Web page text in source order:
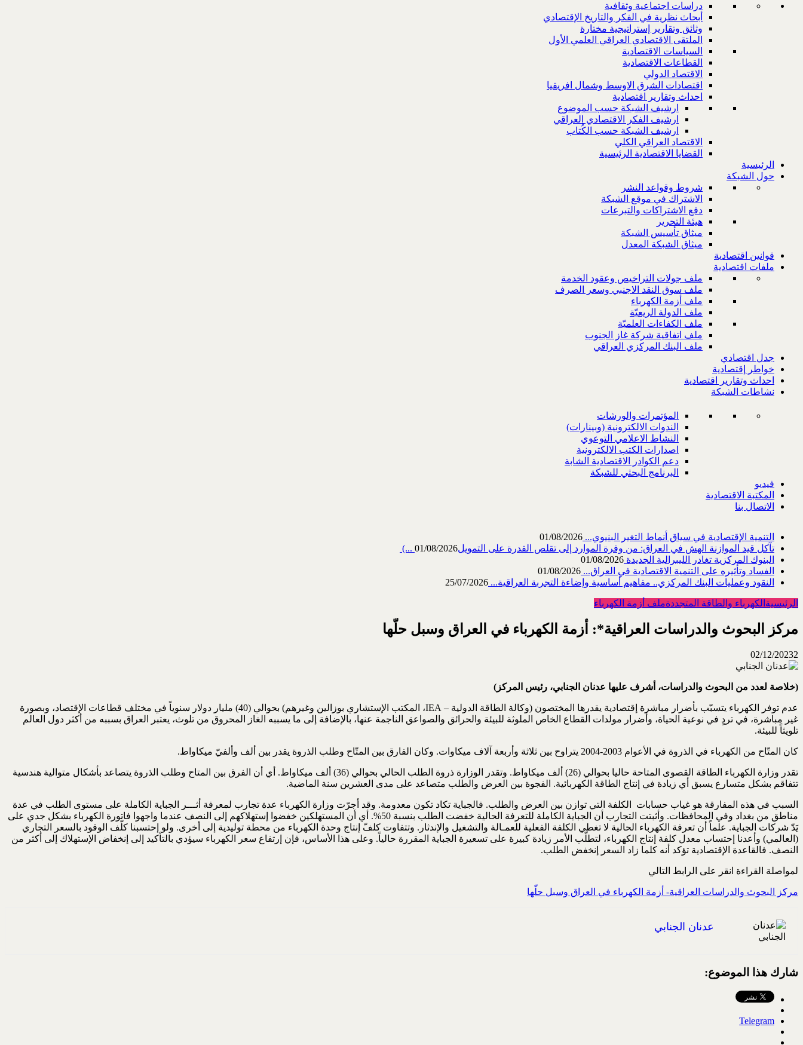
دراسات اجتماعية وثقافية
أبحاث نظرية في الفكر والتاريخ الإقتصادي
وثائق وتقارير إستراتيجية مختارة
الملتقى الاقتصادي العراقي العلمي الأول
السياسات الاقتصادية
القطاعات الاقتصادية
الاقتصاد الدولي
اقتصادات الشرق الاوسط وشمال افريقيا
احداث وتقارير اقتصادية
ارشيف الشبكة حسب الموضوع
ارشيف الفكر الاقتصادي العراقي
ارشيف الشبكة حسب الكُتاب
الاقتصاد العراقي الكلي
القضايا الاقتصادية الرئيسية
الرئيسية
حول الشبكة
شروط وقواعد النشر
الاشتراك في موقع الشبكة
دفع الاشتراكات والتبرعات
هيئة التحرير
ميثاق تأسيس الشبكة
ميثاق الشبكة المعدل
قوانين اقتصادية
ملفات اقتصادية
ملف جولات التراخيص وعقود الخدمة
ملف سوق النقد الاجنبي وسعر الصرف
ملف أزمة الكهرباء
ملف الدولة الريعيّة
ملف الكفاءات العلميّة
ملف اتفاقية شركة غاز الجنوب
ملف البنك المركزي العراقي
جدل اقتصادي
خواطر إقتصادية
احداث وتقارير اقتصادية
نشاطات الشبكة
المؤتمرات والورشات
الندوات الالكترونية (وبينارات)
النشاط الاعلامي التوعوي
اصدارات الكتب الالكترونية
دعم الكوادر الاقتصادية الشابة
البرنامج البحثي للشبكة
فيديو
المكتبة الاقتصادية
الاتصال بنا
التنمية الإقتصادية في سياق أنماط التغير البنيوي... 01/08/2026
تآكل قيد الموازنة الهش في العراق: من وفرة الموارد إلى تقلص القدرة على التمويل‎ (...01/08/2026
البنوك المركزية تغادر الليبرالية الجديدة 01/08/2026
الفساد وتأثيره على التنمية الاقتصادية في العراق... 01/08/2026
النقود وعمليات البنك المركزي.. مفاهيم أساسية وإضاءة التجربة العراقية... 25/07/2026
الرئيسية الكهرباء والطاقة المتجددةملف أزمة الكهرباء
مركز البحوث والدراسات العراقية*: أزمة الكهرباء في العراق وسبل حلّها
02/12/20232
(خلاصة لعدد من البحوث والدراسات، أشرف عليها عدنان الجنابي، رئيس المركز)
عدم توفر الكهرباء يتسبّب بأضرار مباشرة إقتصادية يقدرها المختصون (وكالة الطاقة الدولية – IEA، المكتب الإستشاري بوزالين وغيرهم) بحوالي (40) مليار دولار سنوياً في مختلف قطاعات الإقتصاد، وبصورة
غير مباشرة، في تردٍ في نوعية الحياة، وأضرار مولدات القطاع الخاص الملوثة للبيئة والحرائق والصواعق الناجمة عنها، بالإضافة إلى ما يسببه الغاز المحروق من تلوث، يعتبر العراق بسببه من أكثر دول العالم
تلويثاً للبيئة.
كان المتّاح من الكهرباء في الذروة في الأعوام 2003-2004 يتراوح بين ثلاثة وأربعة آلاف ميكاوات. وكان الفارق بين المتّاح وطلب الذروة يقدر بين ألف وألفيّ ميكاواط.
تقدر وزارة الكهرباء الطاقة القصوى المتاحة حاليا بحوالي (26) ألف ميكاواط. وتقدر الوزارة ذروة الطلب الحالي بحوالي (36) ألف ميكاواط. أي أن الفرق بين المتاح وطلب الذروة يتصاعد بأشكال متوالية هندسية
تتفاقم بشكل متسارع يسبق أي زيادة في إنتاج الطاقة الكهربائية. الفجوة بين العرض والطلب متصاعد على مدى العشرين سنة الماضية.
السبب في هذه المفارقة هو غياب حسابات الكلفة التي توازن بين العرض والطلب. فالجباية تكاد تكون معدومة. وقد أجرّت وزارة الكهرباء عدة تجارب لمعرفة أثـــر الجباية الكاملة على مستوى الطلب في عدة
مناطق من بغداد وفي المحافظات. وأثبتت التجارب أن الجباية الكاملة للتعرفة الحالية خفضت الطلب بنسبة 50%. أي أن المستهلكين خفضوا إستهلاكهم إلى النصف عندما واجهوا فاتورة الكهرباء بشكل جدي على
يَدّ شركات الجباية. علماً أن تعرفة الكهرباء الحالية لا تغطي الكلفة الفعلية للعمـالة والتشغيل والإندثار. وتتفاوت كلفّ إنتاج وحدة الكهرباء من محطة توليدية إلى أخرى. ولو إحتسبنا كلّف الوقود بالسعر التجاري
(العالمي) وأعدنا إحتساب معدل كلفة إنتاج الكهرباء، لتطلّب الأمر زيادة كبيرة على تسعيرة الجباية المقررة حالياً. وعلى هذا الأساس، فإن إرتفاع سعر الكهرباء سيؤدي بالتأكيد إلى إنخفاض الإستهلاك إلى أكثر من
النصف. فالقاعدة الإقتصادية تؤكد أنه كلما زاد السعر إنخفض الطلب.
لمواصلة القراءة انقر على الرابط التالي
مركز البحوث والدراسات العراقية- أزمة الكهرباء في العراق وسبل حلّها
عدنان الجنابي
شارك هذا الموضوع:
Telegram